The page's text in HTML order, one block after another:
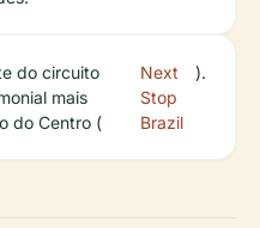
do circuito
mais
do Centro (
Next
Stop
Brazil
).